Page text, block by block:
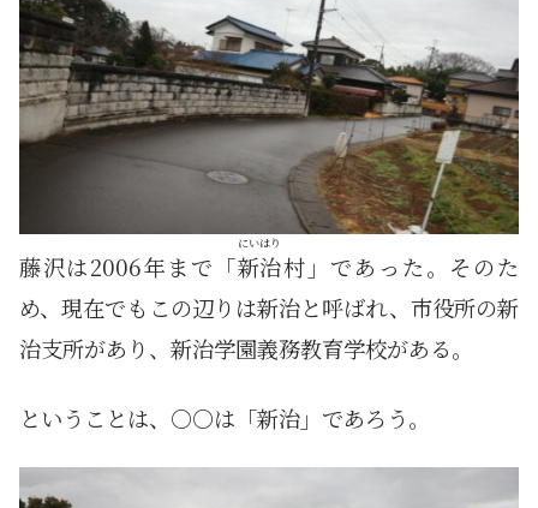
藤沢は2006年まで「新治
にいはり
村」であった。そのた
め、現在でもこの辺りは新治と呼ばれ、市役所の新
治支所があり、新治学園義務教育学校がある。
ということは、○○は「新治」であろう。